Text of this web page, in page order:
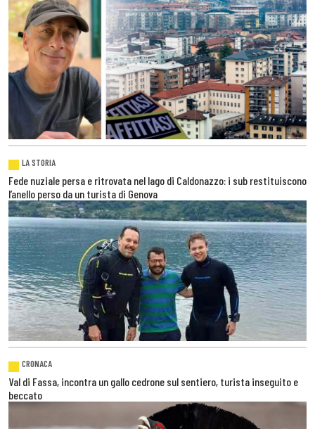
LA STORIA
Fede nuziale persa e ritrovata nel lago di Caldonazzo: i sub restituiscono
l’anello perso da un turista di Genova
CRONACA
Val di Fassa, incontra un gallo cedrone sul sentiero, turista inseguito e
beccato